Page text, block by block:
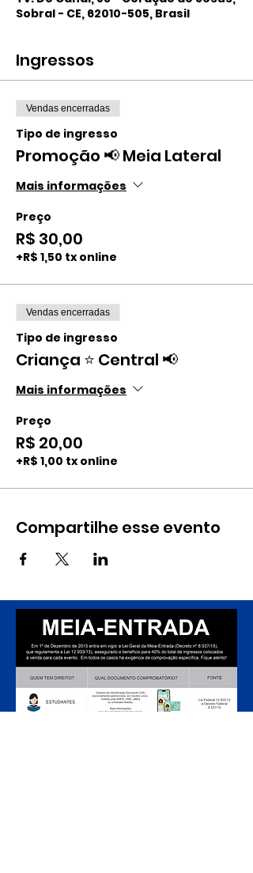
Sobral - CE, 62010-505, Brasil
Ingressos
Vendas encerradas
Tipo de ingresso
Promoção 📢 Meia Lateral
Mais informações
Preço
R$ 30,00
+R$ 1,50 tx online
Vendas encerradas
Tipo de ingresso
Criança ⭐️ Central 📢
Mais informações
Preço
R$ 20,00
+R$ 1,00 tx online
Compartilhe esse evento